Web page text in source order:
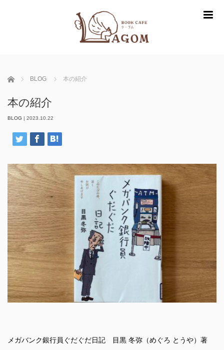
ホーム BLOG 本の紹介
本の紹介
BLOG | 2023.10.22
メガバンク銀行員ぐだぐだ日記 目黒 冬弥（めぐろ とうや）著